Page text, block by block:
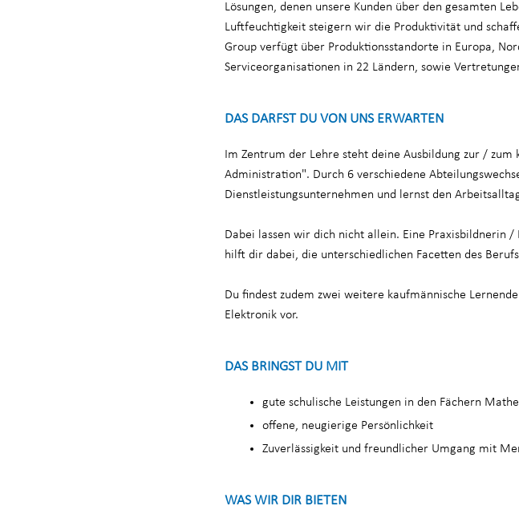
Lösungen, denen unsere Kunden über den gesamten
Luftfeuchtigkeit steigern wir die Produktivität und
Group verfügt über Produktionsstandorte in Europa,
Serviceorganisationen in 22 Ländern, sowie
DAS DARFST DU VON UNS ERWARTEN
Im Zentrum der Lehre steht deine Ausbildung zur /
Administration". Durch 6 verschiedene
Dienstleistungsunternehmen und lernst den
Dabei lassen wir dich nicht allein. Eine Praxisbildnerin
hilft dir dabei, die unterschiedlichen Facetten des
Du findest zudem zwei weitere kaufmännische
Elektronik vor.
DAS BRINGST DU MIT
gute schulische Leistungen in den Fächern
offene, neugierige Persönlichkeit
Zuverlässigkeit und freundlicher Umgang mit
WAS WIR DIR BIETEN